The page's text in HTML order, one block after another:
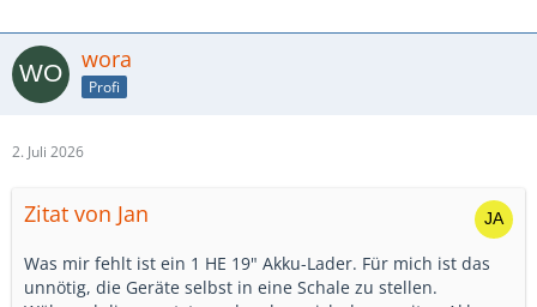
wora
Profi
2. Juli 2026
Zitat von Jan
Was mir fehlt ist ein 1 HE 19" Akku-Lader. Für mich ist das
unnötig, die Geräte selbst in eine Schale zu stellen.